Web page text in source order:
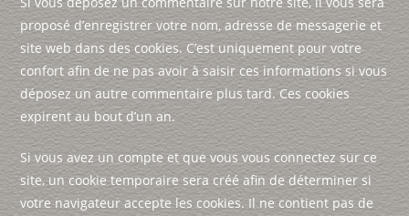
proposé d’enregistrer votre nom, adresse de messagerie et
site web dans des cookies. C’est uniquement pour votre
confort afin de ne pas avoir à saisir ces informations si vous
déposez un autre commentaire plus tard. Ces cookies
expirent au bout d’un an.
Si vous avez un compte et que vous vous connectez sur ce
site, un cookie temporaire sera créé afin de déterminer si
votre navigateur accepte les cookies. Il ne contient pas de